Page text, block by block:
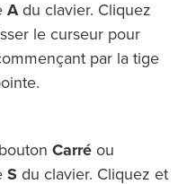
Adu clavier. Cliquez
le curseur pour
par la tige
Carré ou
S du clavier. Cliquez et